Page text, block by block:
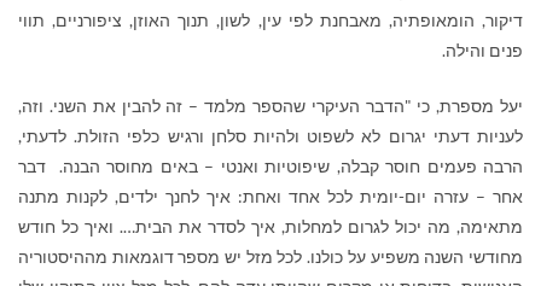
דיקור, הומאופתיה, מאבחנת לפי עין, לשון, תנוך האוזן, ציפורניים, תווי
פנים והילה.
יעל מספרת, כי "הדבר העיקרי שהספר מלמד – זה להבין את השני. וזה,
לעניות דעתי יגרום לא לשפוט ולהיות סלחן ורגיש כלפי הזולת. לדעתי,
הרבה פעמים חוסר קבלה, שיפוטיות ואנטי – באים מחוסר הבנה. דבר
אחר – עזרה יום-יומית לכל אחד ואחת: איך לחנך ילדים, לקנות מתנה
מתאימה, מה יכול לגרום למחלות, איך לסדר את הבית…. ואיך כל חודש
מחודשי השנה משפיע על כולנו. לכל מזל יש מספר דוגמאות מההיסטוריה